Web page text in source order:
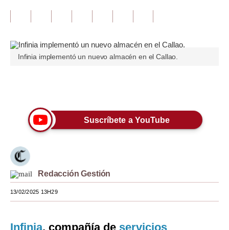
Finanzas Personales
Inmobiliarias
Pregunta de hoy
Blogs
Tendencias
Moda
Infinia implementó un nuevo almacén en el Callao.
Suscríbete a YouTube
Redacción Gestión
13/02/2025 13H29
Infinia, compañía de servicios